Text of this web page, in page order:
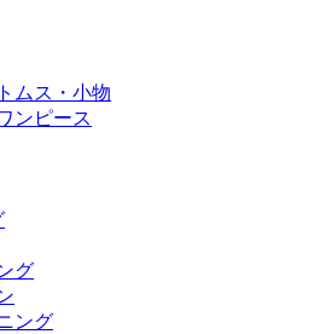
ムス・小物
ンピース
グ
ング